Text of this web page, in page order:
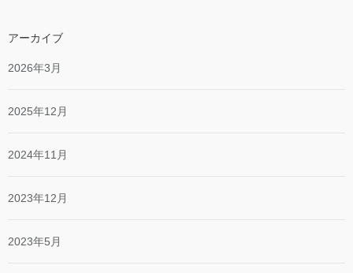
アーカイブ
2026年3月
2025年12月
2024年11月
2023年12月
2023年5月